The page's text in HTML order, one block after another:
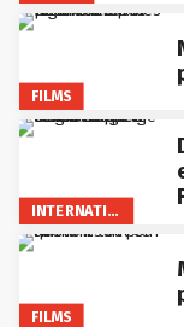
FILMS
INTERNATIONAL
FILMS